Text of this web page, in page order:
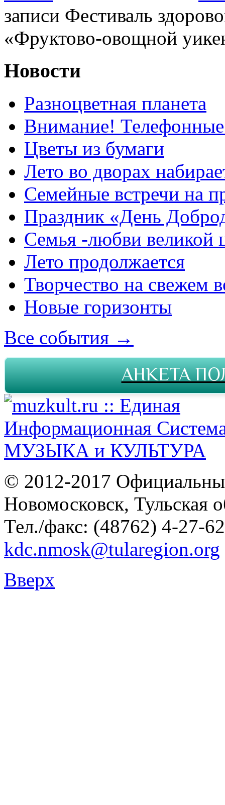
записи Фестиваль
«Фруктово-овощной
Новости
Разноцветная планета
Внимание!
Цветы из бумаги
Лето во дворах
Семейные встречи на
Праздник «День
Семья -любви великой
Лето продолжается
Творчество на свежем
Новые горизонты
Все события →
АНКЕТА
© 2012-2017
Новомосковск, Тульская
Тел./факс: (48762) 4-27-
kdc.nmosk@tularegion.org
Вверх